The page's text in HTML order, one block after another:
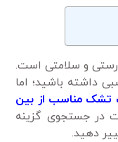
و سلامتی است.
داشته باشید؛ اما
تشک مناسب از بین
در جستجوی گزینه
دهید.